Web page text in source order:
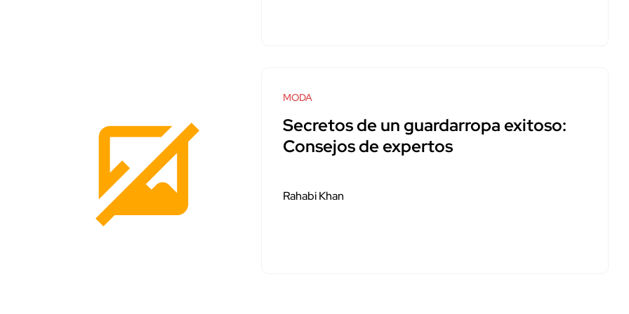
MODA
Secretos de un guardarropa exitoso:
Consejos de expertos
Rahabi Khan